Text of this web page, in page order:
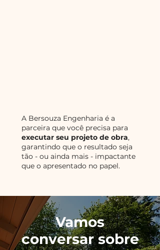
A Bersouza Engenharia é a
parceira que você precisa para
executar seu projeto de obra,
garantindo que o resultado seja
tão - ou ainda mais - impactante
que o apresentado no papel.
Vamos
conversar sobre